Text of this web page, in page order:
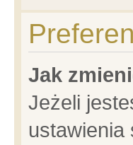
Jak
Jeżeli
ustawienia